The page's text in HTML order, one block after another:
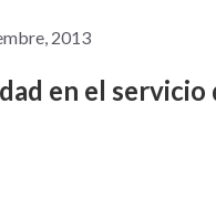
2013
en el